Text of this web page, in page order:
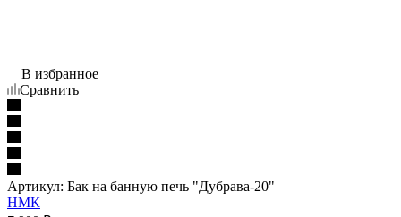
В избранное
Сравнить
Артикул: Бак на банную печь "Дубрава-20"
НМК